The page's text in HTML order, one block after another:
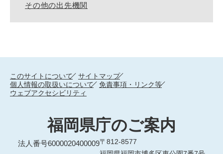
その他の出先機関
このサイトについて
サイトマップ
個人情報の取扱いについて
免責事項・リンク等
ウェブアクセシビリティ
福岡県庁のご案内
法人番号6000020400009〒812-8577